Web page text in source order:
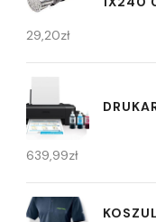
29,20zł
639,99zł